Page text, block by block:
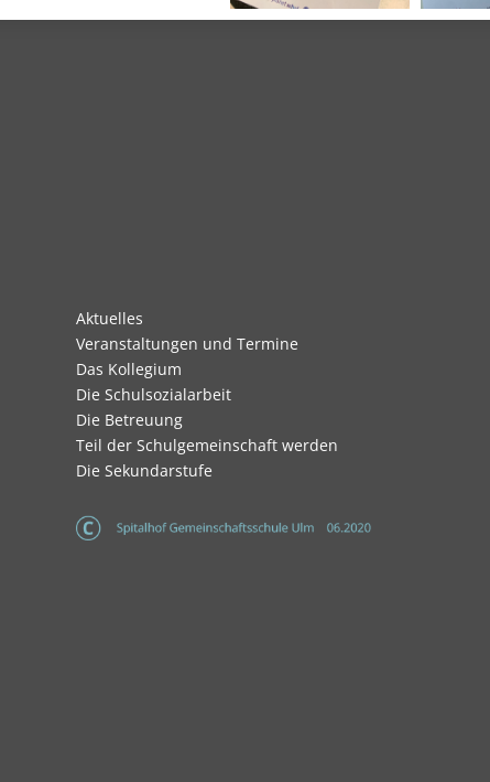
Navigation
überspringen
Aktuelles
Veranstaltungen und Termine
Das Kollegium
Die Schulsozialarbeit
Die Betreuung
Teil der Schulgemeinschaft werden
Die Sekundarstufe